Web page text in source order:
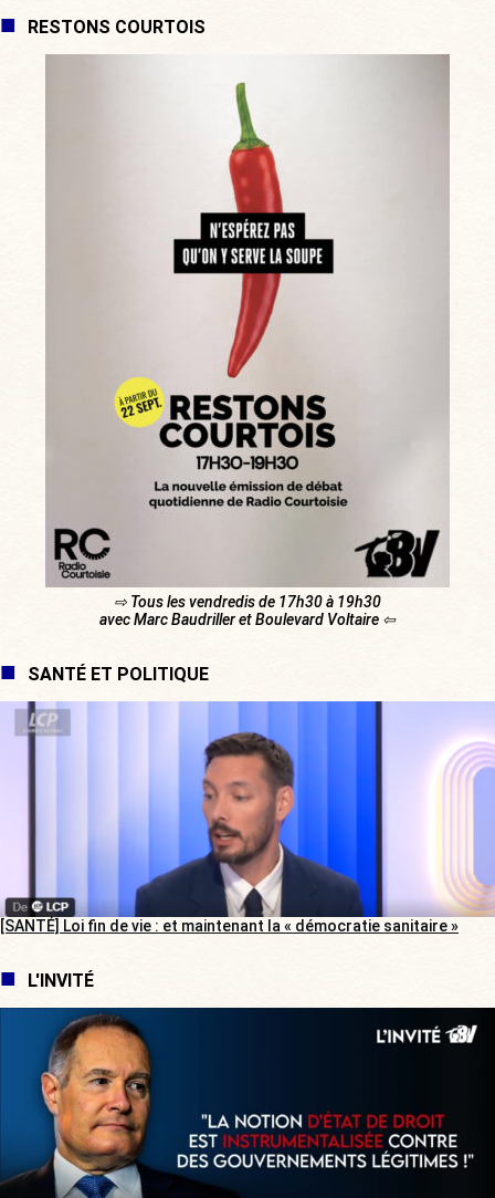
RESTONS COURTOIS
⇨ Tous les vendredis de 17h30 à 19h30
avec Marc Baudriller et Boulevard Voltaire ⇦
SANTÉ ET POLITIQUE
[SANTÉ] Loi fin de vie : et maintenant la « démocratie sanitaire »
L'INVITÉ